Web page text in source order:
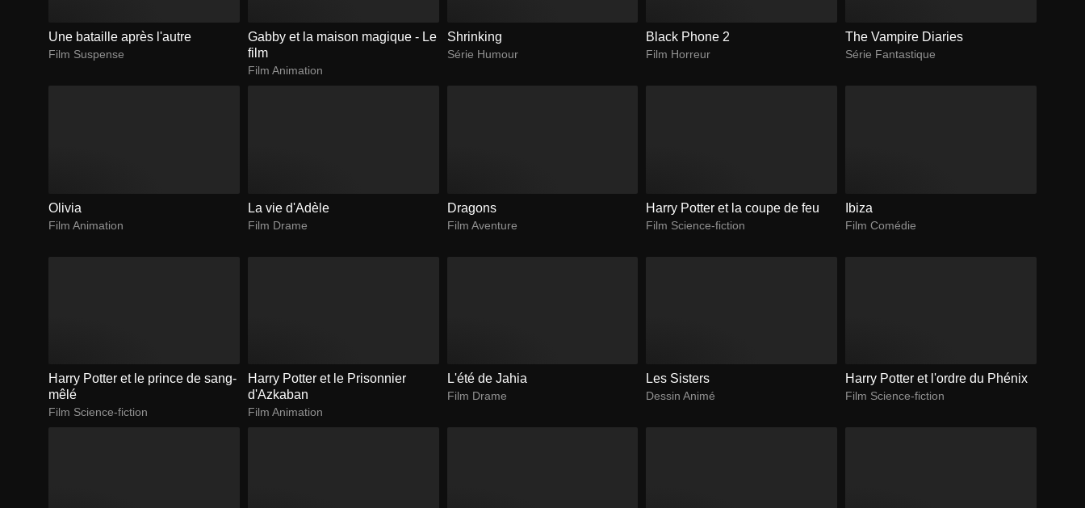
Une bataille après l'autre
Film Suspense
Gabby et la maison magique - Le
film
Film Animation
Shrinking
Série Humour
Black Phone 2
Film Horreur
The Vampire Diaries
Série Fantastique
Olivia
Film Animation
La vie d'Adèle
Film Drame
Dragons
Film Aventure
Harry Potter et la coupe de feu
Film Science-fiction
Ibiza
Film Comédie
Harry Potter et le prince de sang-
mêlé
Film Science-fiction
Harry Potter et le Prisonnier
d'Azkaban
Film Animation
L'été de Jahia
Film Drame
Les Sisters
Dessin Animé
Harry Potter et l'ordre du Phénix
Film Science-fiction